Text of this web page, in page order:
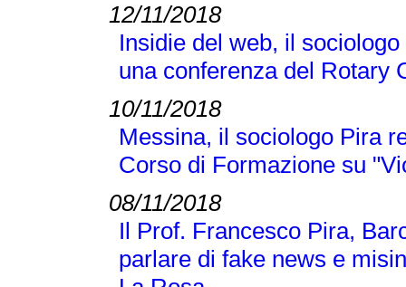
12/11/2018
Insidie del web, il
una conferenza del Rotary
10/11/2018
Messina, il sociologo Pira
Corso di Formazione su
08/11/2018
Il Prof. Francesco Pira,
parlare di fake news e